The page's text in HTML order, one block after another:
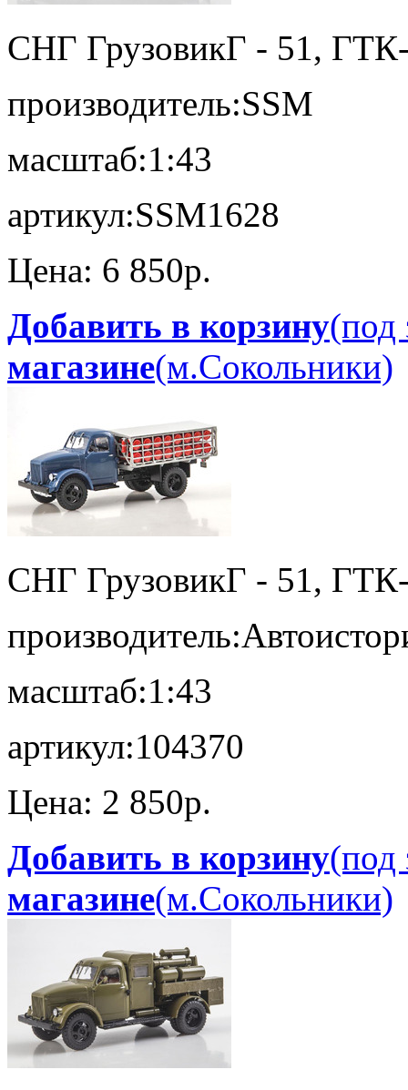
СНГ ГрузовикГ - 51,
производитель:SSM
масштаб:1:43
артикул:SSM1628
Цена: 6 850p.
Добавить в корзину(под
магазине(м.Сокольники)
СНГ ГрузовикГ - 51,
производитель:
масштаб:1:43
артикул:104370
Цена: 2 850p.
Добавить в корзину(под
магазине(м.Сокольники)